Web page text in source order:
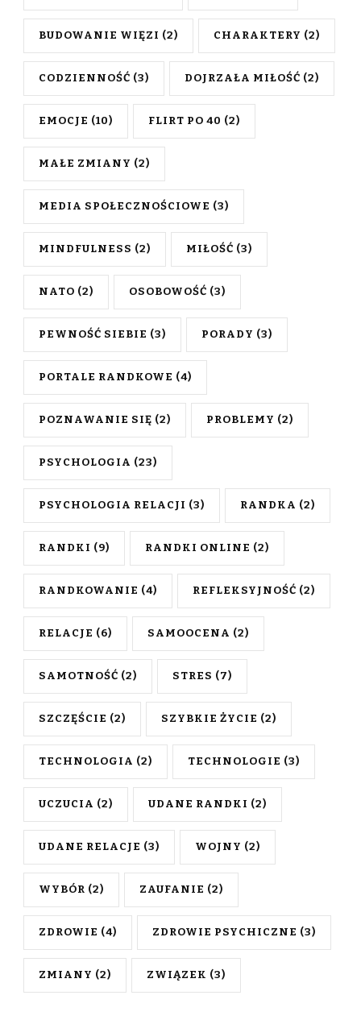
BUDOWANIE WIĘZI (2) CHARAKTERY (2)
CODZIENNOŚĆ (3) DOJRZAŁA MIŁOŚĆ (2)
EMOCJE (10) FLIRT PO 40 (2)
MAŁE ZMIANY (2)
MEDIA SPOŁECZNOŚCIOWE (3)
MINDFULNESS (2) MIŁOŚĆ (3)
NATO (2) OSOBOWOŚĆ (3)
PEWNOŚĆ SIEBIE (3) PORADY (3)
PORTALE RANDKOWE (4)
POZNAWANIE SIĘ (2) PROBLEMY (2)
PSYCHOLOGIA (23)
PSYCHOLOGIA RELACJI (3) RANDKA (2)
RANDKI (9) RANDKI ONLINE (2)
RANDKOWANIE (4) REFLEKSYJNOŚĆ (2)
RELACJE (6) SAMOOCENA (2)
SAMOTNOŚĆ (2) STRES (7)
SZCZĘŚCIE (2) SZYBKIE ŻYCIE (2)
TECHNOLOGIA (2) TECHNOLOGIE (3)
UCZUCIA (2) UDANE RANDKI (2)
UDANE RELACJE (3) WOJNY (2)
WYBÓR (2) ZAUFANIE (2)
ZDROWIE (4) ZDROWIE PSYCHICZNE (3)
ZMIANY (2) ZWIĄZEK (3)